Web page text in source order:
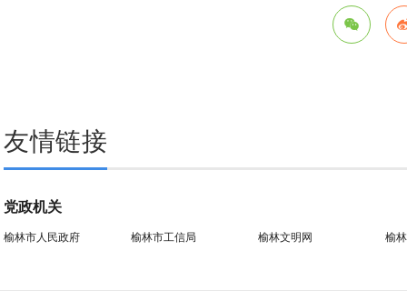
友情链接
党政机关
榆林市人民政府 榆林市工信局 榆林文明网 榆